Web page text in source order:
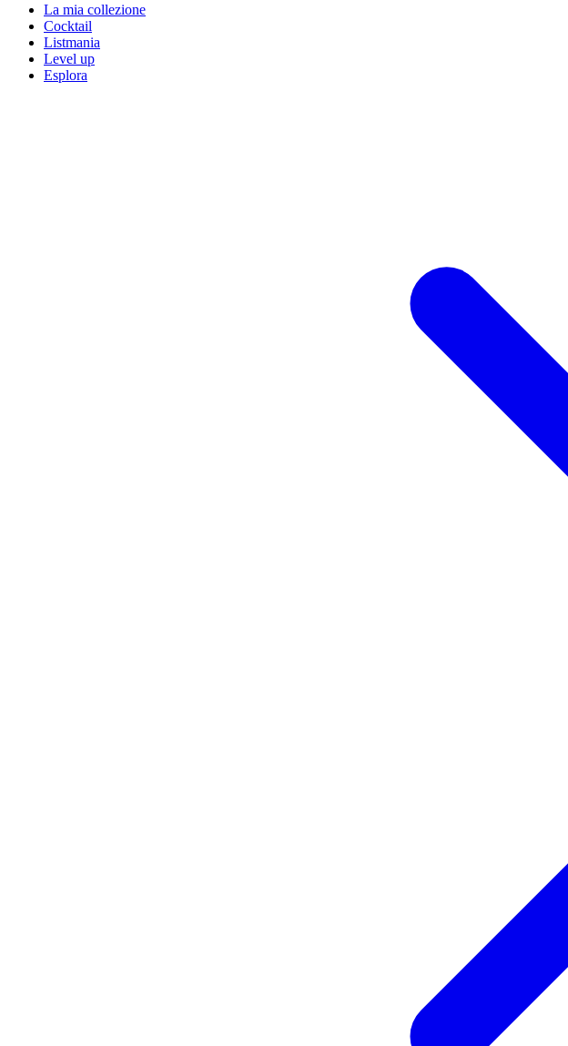
La mia collezione
Cocktail
Listmania
Level up
Esplora